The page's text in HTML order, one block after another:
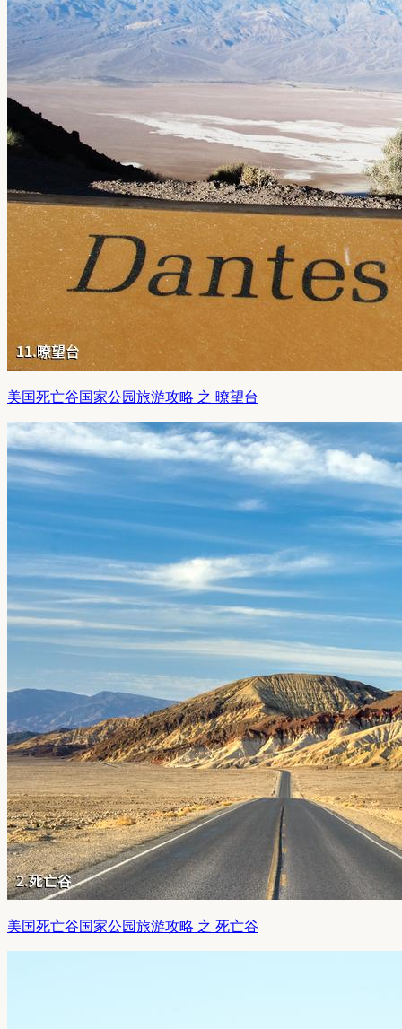
美国死亡谷国家公园旅游攻略 之 暸望台
美国死亡谷国家公园旅游攻略 之 死亡谷